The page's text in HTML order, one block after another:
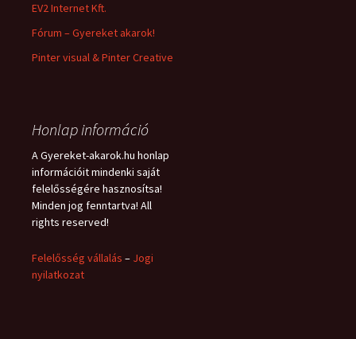
EV2 Internet Kft.
Fórum – Gyereket akarok!
Pinter visual & Pinter Creative
Honlap információ
A Gyereket-akarok.hu honlap
információit mindenki saját
felelősségére hasznosítsa!
Minden jog fenntartva! All
rights reserved!
Felelősség vállalás – Jogi
nyilatkozat